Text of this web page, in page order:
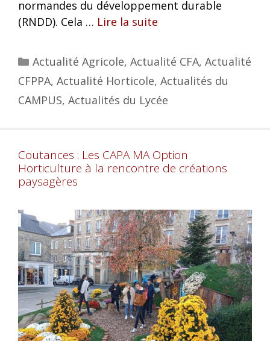
normandes du développement durable
(RNDD). Cela … Lire la suite
Actualité Agricole, Actualité CFA, Actualité
CFPPA, Actualité Horticole, Actualités du
CAMPUS, Actualités du Lycée
Coutances : Les CAPA MA Option
Horticulture à la rencontre de créations
paysagères